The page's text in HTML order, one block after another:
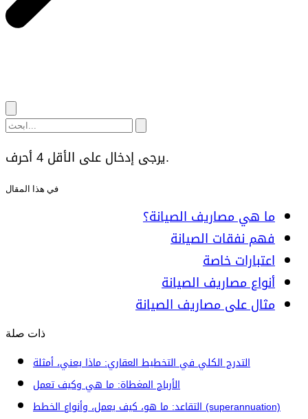
يرجى إدخال على الأقل 4 أحرف.
في هذا المقال
ما هي مصاريف الصيانة؟
فهم نفقات الصيانة
اعتبارات خاصة
أنواع مصاريف الصيانة
مثال على مصاريف الصيانة
ذات صلة
التدرج الكلي في التخطيط العقاري: ماذا يعني، أمثلة
الأرباح المغطاة: ما هي وكيف تعمل
التقاعد: ما هو، كيف يعمل، وأنواع الخطط (superannuation)